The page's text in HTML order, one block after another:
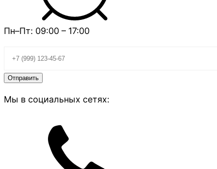
Пн–Пт: 09:00 – 17:00
Мы в социальных сетях: